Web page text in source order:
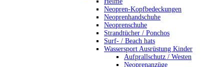
Neopren-Kopfbedeckungen
Neoprenhandschuhe
Neoprenschuhe
Strandtücher / Ponchos
Surf- / Beach hats
Wassersport Ausrüstung Kinder
Aufprallschutz / Westen
Neoprenanzüge